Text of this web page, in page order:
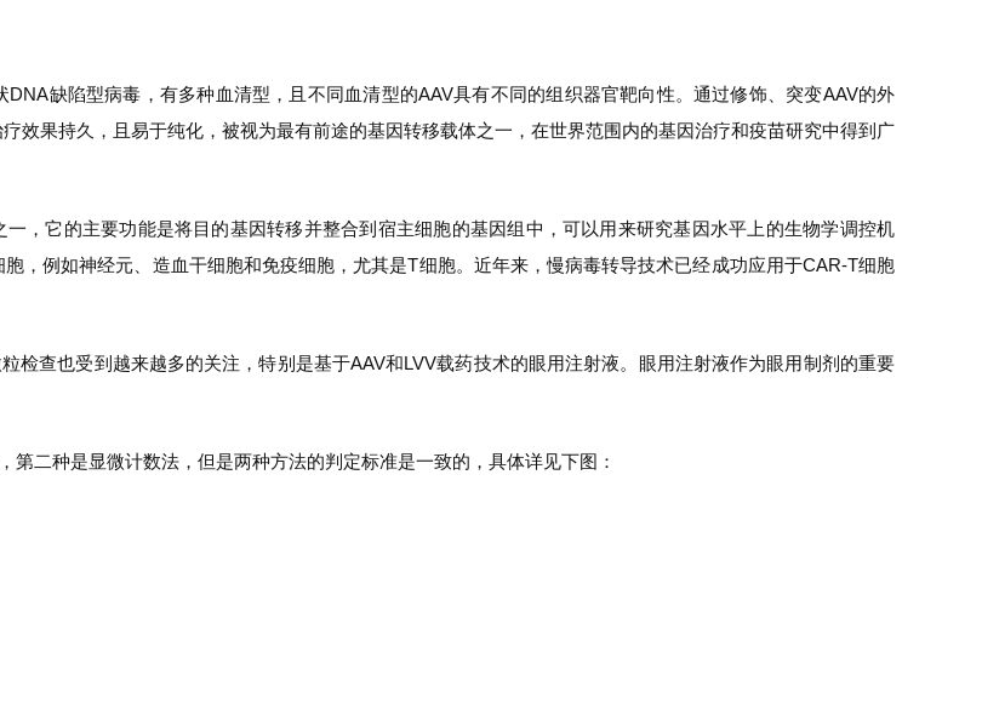
缺陷型病毒，有多种血清型，且不同血清型的AAV具有不同的组织器官靶向性。通过修饰、突变AAV的外
效果持久，且易于纯化，被视为最有前途的基因转移载体之一，在世界范围内的基因治疗和疫苗研究中得到广
，它的主要功能是将目的基因转移并整合到宿主细胞的基因组中，可以用来研究基因水平上的生物学调控机
，例如神经元、造血干细胞和免疫细胞，尤其是T细胞。近年来，慢病毒转导技术已经成功应用于CAR-T细胞
检查也受到越来越多的关注，特别是基于AAV和LVV载药技术的眼用注射液。眼用注射液作为眼用制剂的重要
二种是显微计数法，但是两种方法的判定标准是一致的，具体详见下图：